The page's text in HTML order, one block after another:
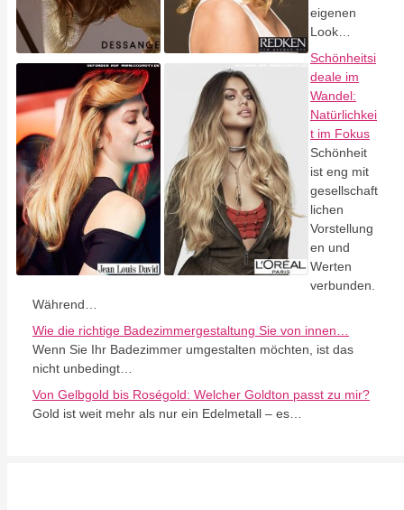
eigenen
Look…
Schönheitsi
deale im
Wandel:
Natürlichkei
t im Fokus
Schönheit
ist eng mit
gesellschaft
lichen
Vorstellung
en und
Werten
verbunden.
Während…
Wie die richtige Badezimmergestaltung Sie von innen…
Wenn Sie Ihr Badezimmer umgestalten möchten, ist das
nicht unbedingt…
Von Gelbgold bis Roségold: Welcher Goldton passt zu mir?
Gold ist weit mehr als nur ein Edelmetall – es…